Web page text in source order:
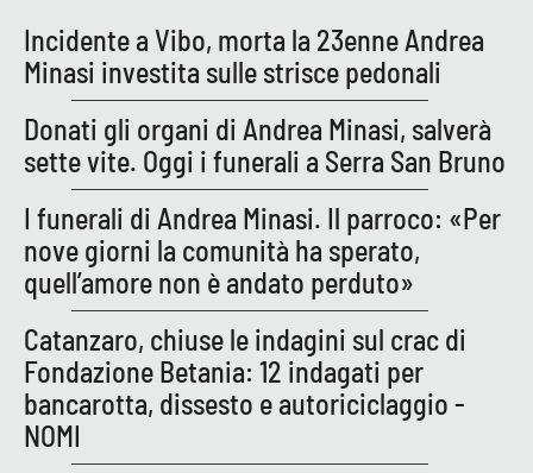
Lacapitalenews.it
Ilreggino.it
Cosenzachannel.it
Ilvibonese.it
Catanzarochannel.it
APP
Android
Incidente a Vibo, morta la 23enne Andrea
Minasi investita sulle strisce pedonali
Donati gli organi di Andrea Minasi, salverà
sette vite. Oggi i funerali a Serra San Bruno
I funerali di Andrea Minasi. Il parroco: «Per
nove giorni la comunità ha sperato,
quell’amore non è andato perduto»
Catanzaro, chiuse le indagini sul crac di
Fondazione Betania: 12 indagati per
bancarotta, dissesto e autoriciclaggio -
NOMI